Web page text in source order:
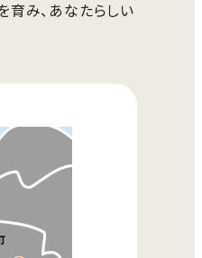
み、あなたらしい